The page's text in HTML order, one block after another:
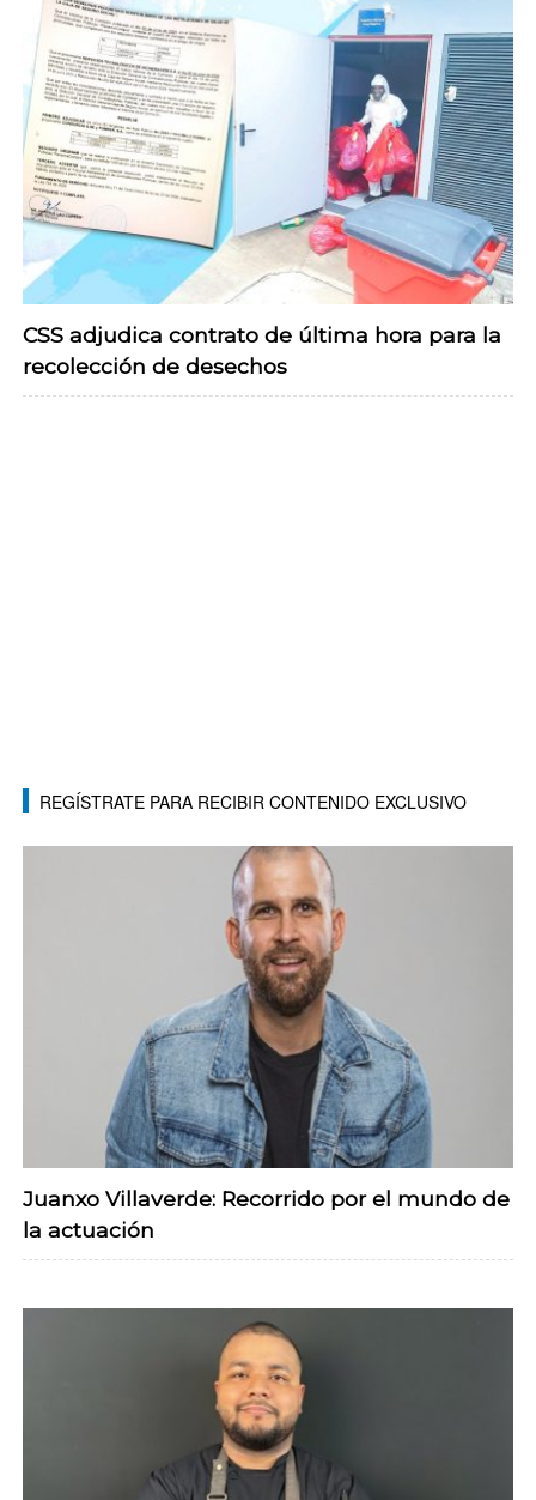
CSS adjudica contrato de última hora para la
recolección de desechos
REGÍSTRATE PARA RECIBIR CONTENIDO EXCLUSIVO
Juanxo Villaverde: Recorrido por el mundo de
la actuación